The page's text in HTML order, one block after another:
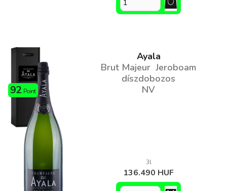
92 Point
Ayala
Brut Majeur Jeroboam
díszdobozos
NV
3l
136.490 HUF